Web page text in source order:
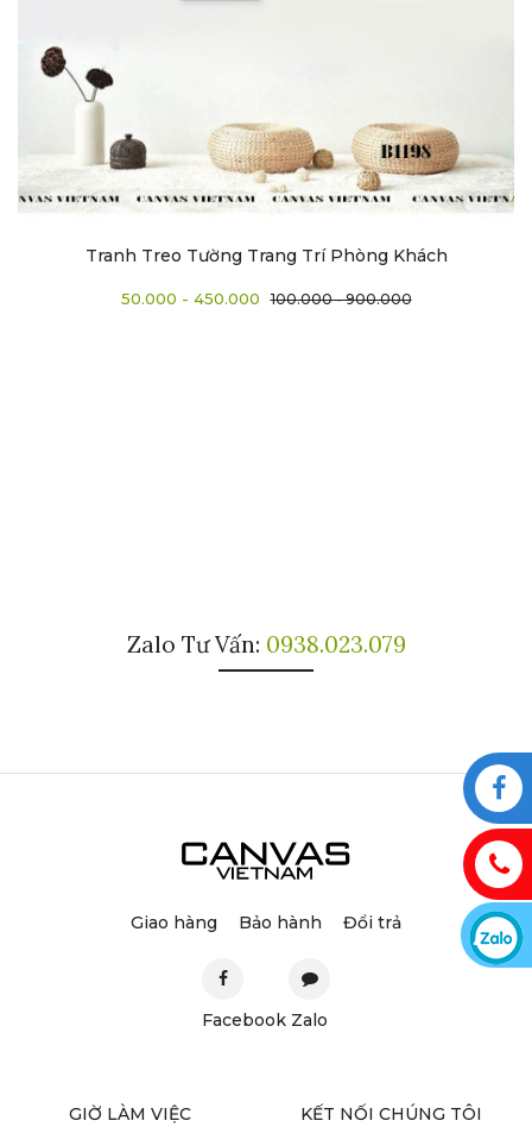
Tranh Treo Tường Trang Trí Phòng Khách
50.000 - 450.000 100.000 - 900.000
Zalo Tư Vấn: 0938.023.079
Giao hàng Bảo hành Đổi trả
Facebook Zalo
GIỜ LÀM VIỆC KẾT NỐI CHÚNG TÔI